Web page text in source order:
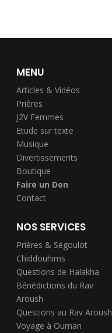
MENU
Articles & Vidéos
Prières
J2V Femmes
Etude sur texte
Musique
Divertissements
Boutique
Faire un Don
Contact
NOS SERVICES
Prières & Ségoulot
Chiddouhims
Questions de Halakha
Bénédictions du Rav
Aroush
Questions au Rav Aroush
Voyage à Ouman